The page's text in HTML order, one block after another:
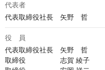
代表者
代表取締役社長　矢野 哲
役 員
代表取締役社長　矢野 哲
取締役　　　　　志賀 綾子